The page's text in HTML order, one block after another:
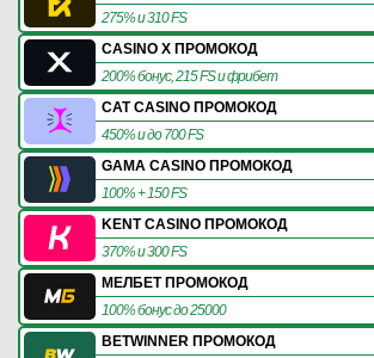
275% и 310 FS
CASINO X ПРОМОКОД
200% бонус, 215 FS и фрибет
CAT CASINO ПРОМОКОД
450% и до 700 FS
GAMA CASINO ПРОМОКОД
100% + 150 FS
KENT CASINO ПРОМОКОД
370% и 300 FS
МЕЛБЕТ ПРОМОКОД
100% бонус до 25000
BETWINNER ПРОМОКОД